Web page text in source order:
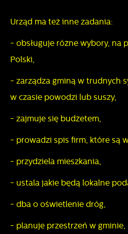
Urząd ma też inne zadania:
- obsługuje różne wybory, na
Polski,
- zarządza gminą w trudnych
w czasie powodzi lub suszy,
- zajmuje się budżetem,
- prowadzi spis firm, które są
- przydziela mieszkania,
- ustala jakie będą lokalne
- dba o oświetlenie dróg,
- planuje przestrzeń w gminie,